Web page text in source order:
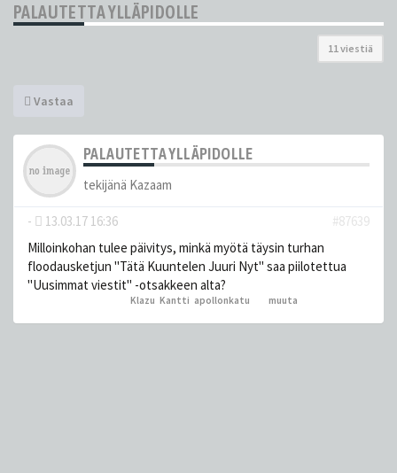
PALAUTETTA YLLÄPIDOLLE
11 viestiä
Vastaa
PALAUTETTA YLLÄPIDOLLE
tekijänä Kazaam
- 13.03.17 16:36
#87639
Milloinkohan tulee päivitys, minkä myötä täysin turhan
floodausketjun "Tätä Kuuntelen Juuri Nyt" saa piilotettua
"Uusimmat viestit" -otsakkeen alta?
Klazu ,Kantti apollonkatu ja 1muuta